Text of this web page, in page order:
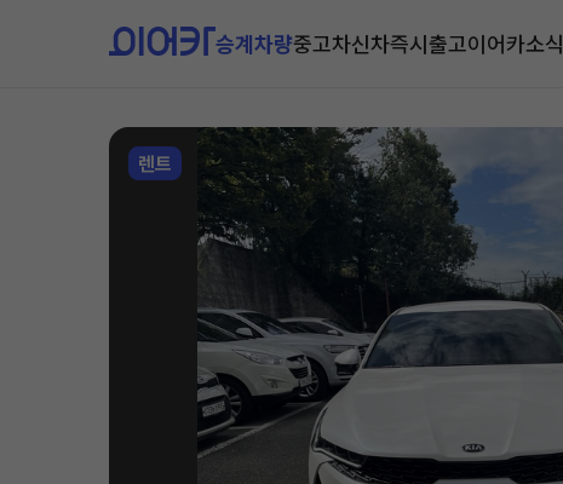
승계차량중고차신차즉시출고이어카소식
렌트